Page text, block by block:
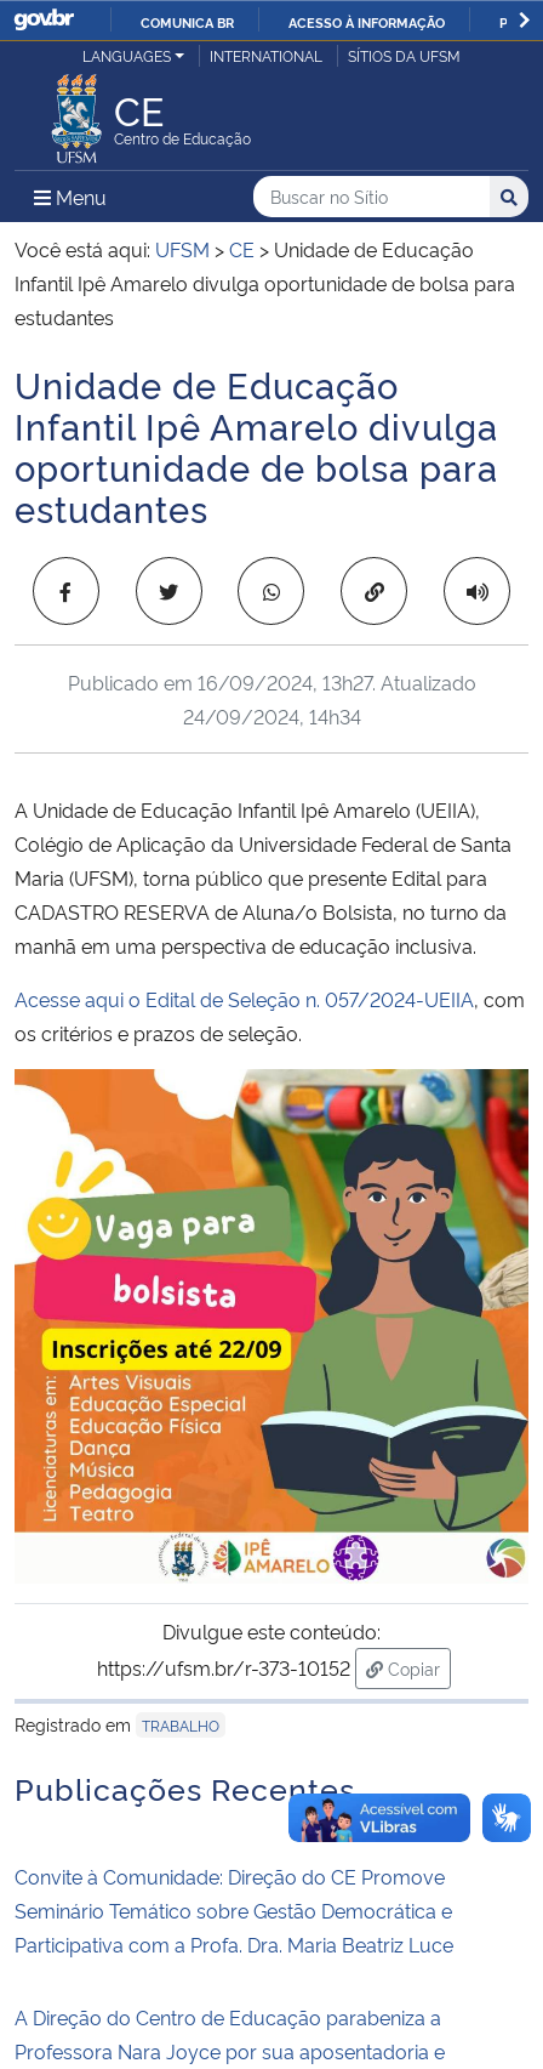
IR
COMUNICA BR ACESSO À INFORMAÇÃO
Ministério da Justiça e Segurança Pública
Ministério da Defesa
Ministério das Relações Exteriores
Ministério da Economia
Ministério da Infraestrutura
Ministério da Agricultura, Pecuária e Abastecimento
Ministério da Educação
Ministério da Cidadania
Ministério da Saúde
Ministério de Minas e Energia
Ministério da Ciência, Tecnologia, Inovações e Comunicações
Ministério do Meio Ambiente
Ministério do Turismo
Ministério do Desenvolvimento Regional
Controladoria-Geral da União
Ministério da Mulher, da Família e dos Direitos Humanos
Secretaria-Geral
Secretaria de Governo
Gabinete de Segurança Institucional
Advocacia-Geral da União
Banco Central do Brasil
Planalto
LANGUAGES INTERNATIONAL SÍTIOS DA UFSM
CE
Centro de Educação
Menu Menu Principal do Sítio
Busca
Buscar no no Sítio
Busca:
Você está aqui: UFSM >CE > Unidade de Educação
Infantil Ipê Amarelo divulga oportunidade de bolsa para
estudantes
Início do conteúdo
Unidade de Educação
Infantil Ipê Amarelo divulga
oportunidade de bolsa para
estudantes
Copiar para área
Publicado em 16/09/2024, 13h27. Atualizado
24/09/2024, 14h34
A Unidade de Educação Infantil Ipê Amarelo (UEIIA),
Colégio de Aplicação da Universidade Federal de Santa
Maria (UFSM), torna público que presente Edital para
CADASTRO RESERVA de Aluna/o Bolsista, no turno da
manhã em uma perspectiva de educação inclusiva.
Acesse aqui o Edital de Seleção n. 057/2024-UEIIA, com
os critérios e prazos de seleção.
Divulgue este conteúdo:
https://ufsm.br/r-373-10152
Copiar
para área de
Registrado em TRABALHO
Publicações Recentes
Convite à Comunidade: Direção do CE Promove
Seminário Temático sobre Gestão Democrática e
Participativa com a Profa. Dra. Maria Beatriz Luce
A Direção do Centro de Educação parabeniza a
Professora Nara Joyce por sua aposentadoria e